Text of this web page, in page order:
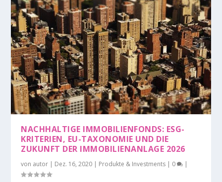
NACHHALTIGE IMMOBILIENFONDS: ESG-
KRITERIEN, EU-TAXONOMIE UND DIE
ZUKUNFT DER IMMOBILIENANLAGE 2026
von autor | Dez. 16, 2020 | Produkte & Investments | 0 |